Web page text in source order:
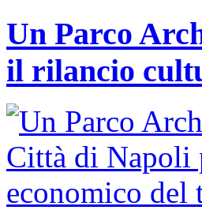
Un Parco
il rilancio